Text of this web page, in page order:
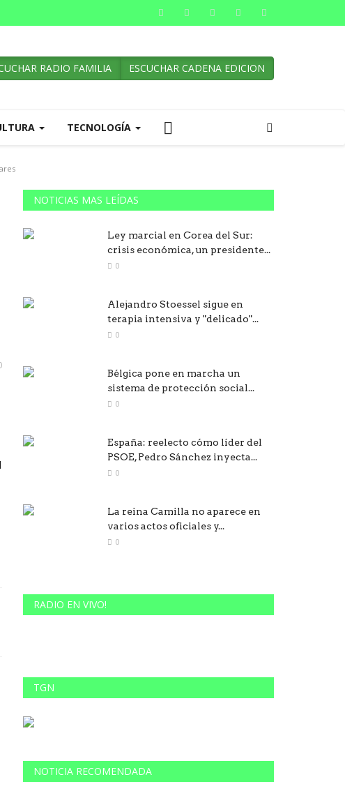
RADIO FAMILIA ESCUCHAR CADENA EDICION
TECNOLOGÍA
NOTICIAS MAS LEÍDAS
Ley marcial en Corea del Sur:
crisis económica, un presidente...
0
Alejandro Stoessel sigue en
terapia intensiva y "delicado"...
0
Bélgica pone en marcha un
sistema de protección social...
0
España: reelecto cómo líder del
PSOE, Pedro Sánchez inyecta...
0
La reina Camilla no aparece en
varios actos oficiales y...
0
RADIO EN VIVO!
TGN
NOTICIA RECOMENDADA